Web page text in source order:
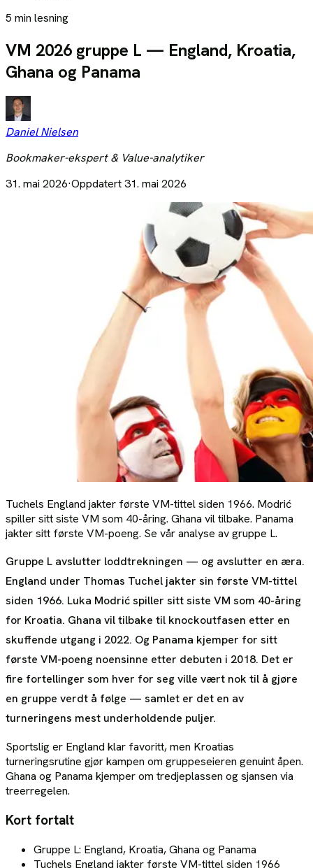
5 min lesning
VM 2026 gruppe L — England, Kroatia,
Ghana og Panama
Daniel Nielsen
Bookmaker-ekspert & Value-analytiker
31. mai 2026·Oppdatert31. mai 2026
Tuchels England jakter første VM-tittel siden 1966. Modrić
spiller sitt siste VM som 40-åring. Ghana vil tilbake. Panama
jakter sitt første VM-poeng. Se vår analyse av gruppe L.
Gruppe L avslutter loddtrekningen — og avslutter en æra.
England under Thomas Tuchel jakter sin første VM-tittel
siden 1966. Luka Modrić spiller sitt siste VM som 40-åring
for Kroatia. Ghana vil tilbake til knockoutfasen etter en
skuffende utgang i 2022. Og Panama kjemper for sitt
første VM-poeng noensinne etter debuten i 2018. Det er
fire fortellinger som hver for seg ville vært nok til å gjøre
en gruppe verdt å følge — samlet er det en av
turneringens mest underholdende puljer.
Sportslig er England klar favoritt, men Kroatias
turneringsrutine gjør kampen om gruppeseieren genuint åpen.
Ghana og Panama kjemper om tredjeplassen og sjansen via
treerregelen.
Kort fortalt
Gruppe L: England, Kroatia, Ghana og Panama
Tuchels England jakter første VM-tittel siden 1966